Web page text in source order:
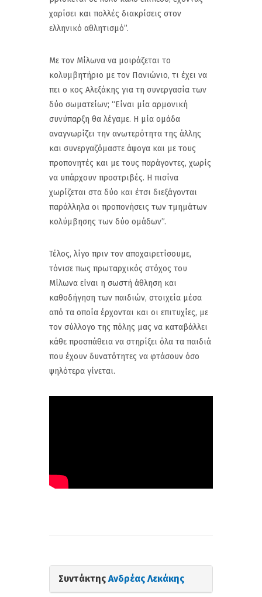
χαρίσει και πολλές διακρίσεις στον
ελληνικό αθλητισμό”.
Με τον Μίλωνα να μοιράζεται το
κολυμβητήριο με τον Πανιώνιο, τι έχει να
πει ο κος Αλεξάκης για τη συνεργασία των
δύο σωματείων; “Είναι μία αρμονική
συνύπαρξη θα λέγαμε. Η μία ομάδα
αναγνωρίζει την ανωτερότητα της άλλης
και συνεργαζόμαστε άψογα και με τους
προπονητές και με τους παράγοντες, χωρίς
να υπάρχουν προστριβές. Η πισίνα
χωρίζεται στα δύο και έτσι διεξάγονται
παράλληλα οι προπονήσεις των τμημάτων
κολύμβησης των δύο ομάδων”.
Τέλος, λίγο πριν τον αποχαιρετίσουμε,
τόνισε πως πρωταρχικός στόχος του
Μίλωνα είναι η σωστή άθληση και
καθοδήγηση των παιδιών, στοιχεία μέσα
από τα οποία έρχονται και οι επιτυχίες, με
τον σύλλογο της πόλης μας να καταβάλλει
κάθε προσπάθεια να στηρίξει όλα τα παιδιά
που έχουν δυνατότητες να φτάσουν όσο
ψηλότερα γίνεται.
Συντάκτης Ανδρέας Λεκάκης